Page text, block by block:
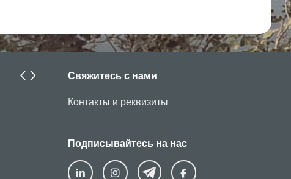
С 1 апреля 2026 года следующие виды платежей
Свяжитесь с нами
Контакты и реквизиты
Подписывайтесь на нас